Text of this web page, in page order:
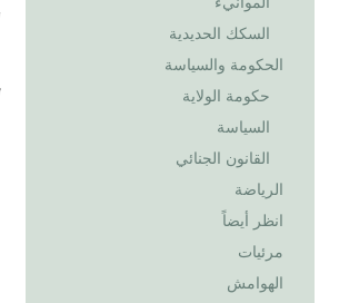
السكك الحديدية
الحكومة والسياسة
حكومة الولاية
السياسة
القانون الجنائي
الرياضة
انظر أيضاً
مرئيات
الهوامش